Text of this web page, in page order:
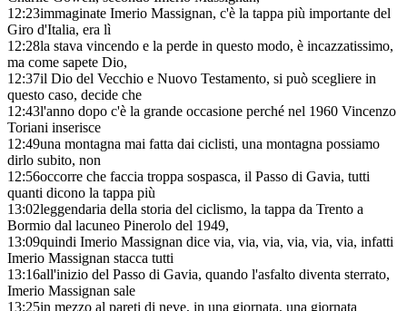
12:23immaginate Imerio Massignan, c'è la tappa più importante del
Giro d'Italia, era lì
12:28la stava vincendo e la perde in questo modo, è incazzatissimo,
ma come sapete Dio,
12:37il Dio del Vecchio e Nuovo Testamento, si può scegliere in
questo caso, decide che
12:43l'anno dopo c'è la grande occasione perché nel 1960 Vincenzo
Toriani inserisce
12:49una montagna mai fatta dai ciclisti, una montagna possiamo
dirlo subito, non
12:56occorre che faccia troppa sospasca, il Passo di Gavia, tutti
quanti dicono la tappa più
13:02leggendaria della storia del ciclismo, la tappa da Trento a
Bormio dal lacuneo Pinerolo del 1949,
13:09quindi Imerio Massignan dice via, via, via, via, via, via, infatti
Imerio Massignan stacca tutti
13:16all'inizio del Passo di Gavia, quando l'asfalto diventa sterrato,
Imerio Massignan sale
13:25in mezzo al pareti di neve, in una giornata, una giornata